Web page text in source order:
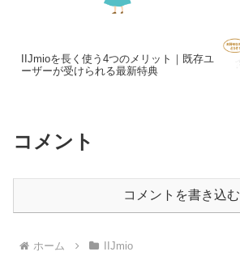
IIJmioを長く使う4つのメリット｜既存ユ
ーザーが受けられる最新特典
コメント
コメントを書き込む
ホーム IIJmio